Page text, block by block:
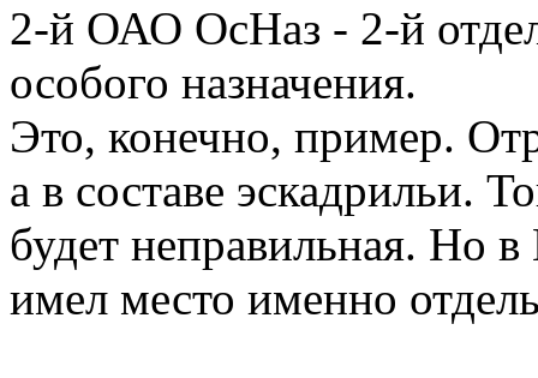
2-й ОАО ОсНаз - 2-й
особого назначения.
Это, конечно, пример.
а в составе эскадрильи.
будет неправильная. Но
имел место именно